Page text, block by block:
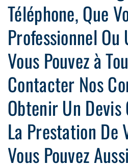
Téléphone, Que
Professionnel
Vous Pouvez à
Contacter Nos
Obtenir Un
La Prestation De
Vous Pouvez